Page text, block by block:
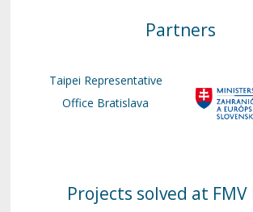
Partners
Taipei Representative
Office Bratislava
Projects solved at FMV